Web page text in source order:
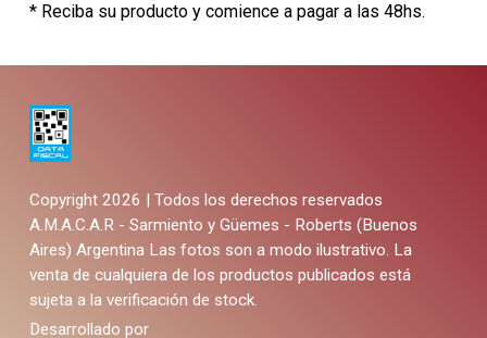
* Reciba su producto y comience a pagar a las 48hs.
Copyright 2026 | Todos los derechos reservados
A.M.A.C.A.R - Sarmiento y Güemes - Roberts (Buenos
Aires) Argentina Las fotos son a modo ilustrativo. La
venta de cualquiera de los productos publicados está
sujeta a la verificación de stock.
Desarrollado por